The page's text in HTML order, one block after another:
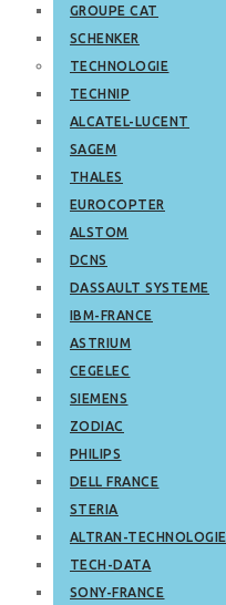
GROUPE CAT
SCHENKER
TECHNOLOGIE
TECHNIP
ALCATEL-LUCENT
SAGEM
THALES
EUROCOPTER
ALSTOM
DCNS
DASSAULT SYSTEME
IBM-FRANCE
ASTRIUM
CEGELEC
SIEMENS
ZODIAC
PHILIPS
DELL FRANCE
STERIA
ALTRAN-
TECH-DATA
SONY-FRANCE